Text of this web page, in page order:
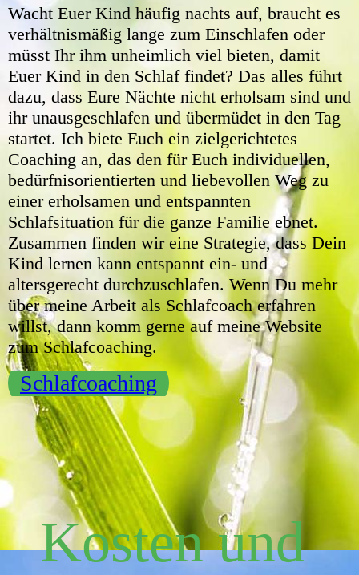
Wacht Euer Kind häufig nachts auf, braucht es
verhältnismäßig lange zum Einschlafen oder
müsst Ihr ihm unheimlich viel bieten, damit
Euer Kind in den Schlaf findet? Das alles führt
dazu, dass Eure Nächte nicht erholsam sind und
ihr unausgeschlafen und übermüdet in den Tag
startet. Ich biete Euch ein zielgerichtetes
Coaching an, das den für Euch individuellen,
bedürfnisorientierten und liebevollen Weg zu
einer erholsamen und entspannten
Schlafsituation für die ganze Familie ebnet.
Zusammen finden wir eine Strategie, dass Dein
Kind lernen kann entspannt ein- und
altersgerecht durchzuschlafen. Wenn Du mehr
über meine Arbeit als Schlafcoach erfahren
willst, dann komm gerne auf meine Website
zum Schlafcoaching.
Schlafcoaching
Kosten und